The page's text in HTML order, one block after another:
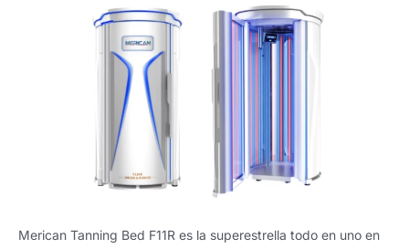
Merican Tanning Bed F11R es la superestrella todo en uno en